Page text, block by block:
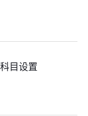
目设置